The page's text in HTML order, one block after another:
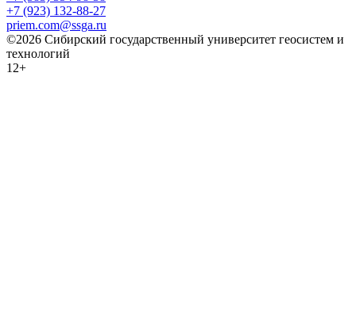
+7 (923) 132-88-27
priem.com@ssga.ru
©2026 Сибирский государственный университет геосистем и
технологий
12+